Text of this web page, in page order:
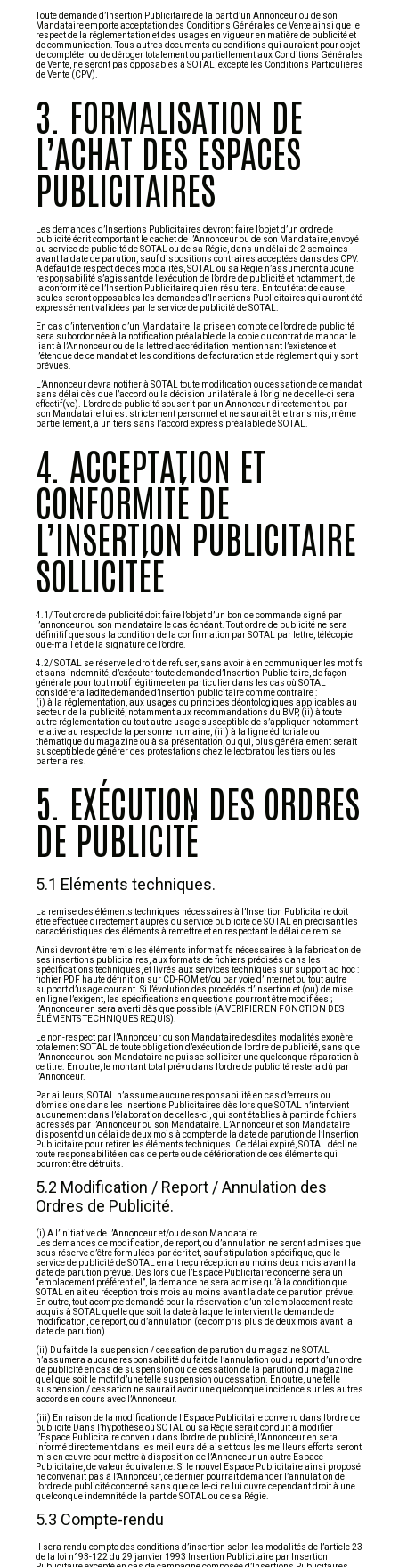
Toute demande d’Insertion Publicitaire de la part d’un Annonceur ou de son
Mandataire emporte acceptation des Conditions Générales de Vente ainsi que le
respect de la réglementation et des usages en vigueur en matière de publicité et
de communication. Tous autres documents ou conditions qui auraient pour objet
de compléter ou de déroger totalement ou partiellement aux Conditions Générales
de Vente, ne seront pas opposables à SOTAL, excepté les Conditions Particulières
de Vente (CPV).
3. FORMALISATION DE
L’ACHAT DES ESPACES
PUBLICITAIRES
Les demandes d’Insertions Publicitaires devront faire l’objet d’un ordre de
publicité écrit comportant le cachet de l’Annonceur ou de son Mandataire, envoyé
au service de publicité de SOTAL ou de sa Régie, dans un délai de 2 semaines
avant la date de parution, sauf dispositions contraires acceptées dans des CPV.
A défaut de respect de ces modalités, SOTAL ou sa Régie n’assumeront aucune
responsabilité s’agissant de l’exécution de l’ordre de publicité et notamment, de
la conformité de l’Insertion Publicitaire qui en résultera. En tout état de cause,
seules seront opposables les demandes d’Insertions Publicitaires qui auront été
expressément validées par le service de publicité de SOTAL.
En cas d’intervention d’un Mandataire, la prise en compte de l’ordre de publicité
sera subordonnée à la notification préalable de la copie du contrat de mandat le
liant à l’Annonceur ou de la lettre d’accréditation mentionnant l’existence et
l’étendue de ce mandat et les conditions de facturation et de règlement qui y sont
prévues.
L’Annonceur devra notifier à SOTAL toute modification ou cessation de ce mandat
sans délai dès que l’accord ou la décision unilatérale à l’origine de celle-ci sera
effectif(ve). L’ordre de publicité souscrit par un Annonceur directement ou par
son Mandataire lui est strictement personnel et ne saurait être transmis, même
partiellement, à un tiers sans l’accord express préalable de SOTAL.
4. ACCEPTATION ET
CONFORMITÉ DE
L’INSERTION PUBLICITAIRE
SOLLICITÉE
4.1/ Tout ordre de publicité doit faire l’objet d’un bon de commande signé par
l’annonceur ou son mandataire le cas échéant. Tout ordre de publicité ne sera
définitif que sous la condition de la confirmation par SOTAL par lettre, télécopie
ou e-mail et de la signature de l’ordre.
4.2/ SOTAL se réserve le droit de refuser, sans avoir à en communiquer les motifs
et sans indemnité, d’exécuter toute demande d’Insertion Publicitaire, de façon
générale pour tout motif légitime et en particulier dans les cas où SOTAL
considérera ladite demande d’insertion publicitaire comme contraire :
(i) à la réglementation, aux usages ou principes déontologiques applicables au
secteur de la publicité, notamment aux recommandations du BVP, (ii) à toute
autre réglementation ou tout autre usage susceptible de s’appliquer notamment
relative au respect de la personne humaine, (iii) à la ligne éditoriale ou
thématique du magazine ou à sa présentation, ou qui, plus généralement serait
susceptible de générer des protestations chez le lectorat ou les tiers ou les
partenaires.
5. EXÉCUTION DES ORDRES
DE PUBLICITÉ
5.1 Eléments techniques.
La remise des éléments techniques nécessaires à l’Insertion Publicitaire doit
être effectuée directement auprès du service publicité de SOTAL en précisant les
caractéristiques des éléments à remettre et en respectant le délai de remise.
Ainsi devront être remis les éléments informatifs nécessaires à la fabrication de
ses insertions publicitaires, aux formats de fichiers précisés dans les
spécifications techniques, et livrés aux services techniques sur support ad hoc :
fichier PDF haute définition sur CD-ROM et/ou par voie d’Internet ou tout autre
support d’usage courant. Si l’évolution des procédés d’insertion et (ou) de mise
en ligne l’exigent, les spécifications en questions pourront être modifiées ;
l’Annonceur en sera averti dès que possible (A VERIFIER EN FONCTION DES
ÉLÉMENTS TECHNIQUES REQUIS).
Le non-respect par l’Annonceur ou son Mandataire desdites modalités exonère
totalement SOTAL de toute obligation d’exécution de l’ordre de publicité, sans que
l’Annonceur ou son Mandataire ne puisse solliciter une quelconque réparation à
ce titre. En outre, le montant total prévu dans l’ordre de publicité restera dû par
l’Annonceur.
Par ailleurs, SOTAL n’assume aucune responsabilité en cas d’erreurs ou
d’omissions dans les Insertions Publicitaires dès lors que SOTAL n’intervient
aucunement dans l’élaboration de celles-ci, qui sont établies à partir de fichiers
adressés par l’Annonceur ou son Mandataire. L’Annonceur et son Mandataire
disposent d’un délai de deux mois à compter de la date de parution de l’Insertion
Publicitaire pour retirer les éléments techniques. Ce délai expiré, SOTAL décline
toute responsabilité en cas de perte ou de détérioration de ces éléments qui
pourront être détruits.
5.2 Modification / Report / Annulation des
Ordres de Publicité.
(i) A l’initiative de l’Annonceur et/ou de son Mandataire.
Les demandes de modification, de report, ou d’annulation ne seront admises que
sous réserve d’être formulées par écrit et, sauf stipulation spécifique, que le
service de publicité de SOTAL en ait reçu réception au moins deux mois avant la
date de parution prévue. Dès lors que l’Espace Publicitaire concerné sera un
“emplacement préférentiel”, la demande ne sera admise qu’à la condition que
SOTAL en ait eu réception trois mois au moins avant la date de parution prévue.
En outre, tout acompte demandé pour la réservation d’un tel emplacement reste
acquis à SOTAL quelle que soit la date à laquelle intervient la demande de
modification, de report, ou d’annulation (ce compris plus de deux mois avant la
date de parution).
(ii) Du fait de la suspension / cessation de parution du magazine SOTAL
n’assumera aucune responsabilité du fait de l’annulation ou du report d’un ordre
de publicité en cas de suspension ou de cessation de la parution du magazine
quel que soit le motif d’une telle suspension ou cessation. En outre, une telle
suspension / cessation ne saurait avoir une quelconque incidence sur les autres
accords en cours avec l’Annonceur.
(iii) En raison de la modification de l’Espace Publicitaire convenu dans l’ordre de
publicité Dans l’hypothèse où SOTAL ou sa Régie serait conduit à modifier
l’Espace Publicitaire convenu dans l’ordre de publicité, l’Annonceur en sera
informé directement dans les meilleurs délais et tous les meilleurs efforts seront
mis en œuvre pour mettre à disposition de l’Annonceur un autre Espace
Publicitaire, de valeur équivalente. Si le nouvel Espace Publicitaire ainsi proposé
ne convenait pas à l’Annonceur, ce dernier pourrait demander l’annulation de
l’ordre de publicité concerné sans que celle-ci ne lui ouvre cependant droit à une
quelconque indemnité de la part de SOTAL ou de sa Régie.
5.3 Compte-rendu
Il sera rendu compte des conditions d’insertion selon les modalités de l’article 23
de la loi n°93-122 du 29 janvier 1993 Insertion Publicitaire par Insertion